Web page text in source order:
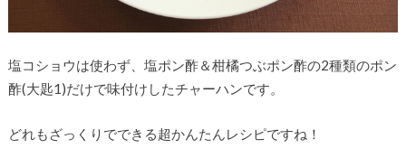
塩コショウは使わず、塩ポン酢＆柑橘つぶポン酢の2種類のポン
酢(大匙1)だけで味付けしたチャーハンです。
どれもざっくりでできる超かんたんレシピですね！